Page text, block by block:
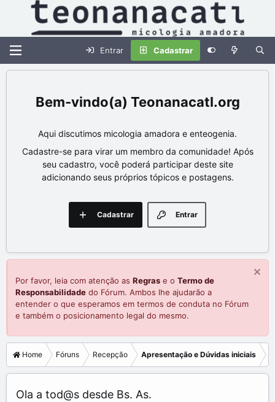
Entrar Cadastrar
Teonanacatl.org
Aqui discutimos micologia amadora e enteogenia.
Cadastre-se para virar um membro da comunidade! Após
seu cadastro, você poderá participar deste site
adicionando seus próprios tópicos e postagens.
Entrar
Cadastrar
Por favor, leia com atenção as Regras e o Termo de
Responsabilidade do Fórum. Ambos lhe ajudarão a
entender o que esperamos em termos de conduta no Fórum
e também o posicionamento legal do mesmo.
Home Fóruns Recepção Apresentação e Dúvidas iniciais
Ola a tod@s desde Bs. As.